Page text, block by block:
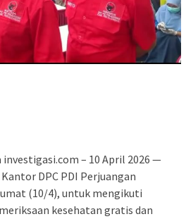
investigasi.com – 10 April 2026 —
DPC PDI Perjuangan
(10/4), untuk mengikuti
kesehatan gratis dan